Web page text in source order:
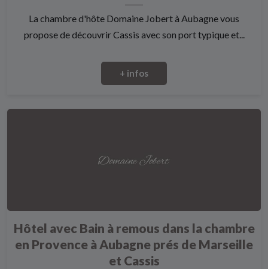
La chambre d'hôte Domaine Jobert à Aubagne vous
propose de découvrir Cassis avec son port typique et...
+ infos
Hôtel avec Bain à remous dans la chambre
en Provence à Aubagne prés de Marseille
et Cassis